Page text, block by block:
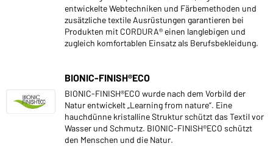
entwickelte Webtechniken und Färbemethoden und
zusätzliche textile Ausrüstungen garantieren bei
Produkten mit CORDURA® einen langlebigen und
zugleich komfortablen Einsatz als Berufsbekleidung.
BIONIC-FINISH®ECO
BIONIC-FINISH®ECO wurde nach dem Vorbild der
Natur entwickelt „Learning from nature“. Eine
hauchdünne kristalline Struktur schützt das Textil vor
Wasser und Schmutz. BIONIC-FINISH®ECO schützt
den Menschen und die Natur.